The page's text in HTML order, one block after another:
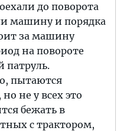
до поворота
машину и порядка
за машину
на повороте
патруль.
пытаются
не у всех это
бежать в
с трактором,